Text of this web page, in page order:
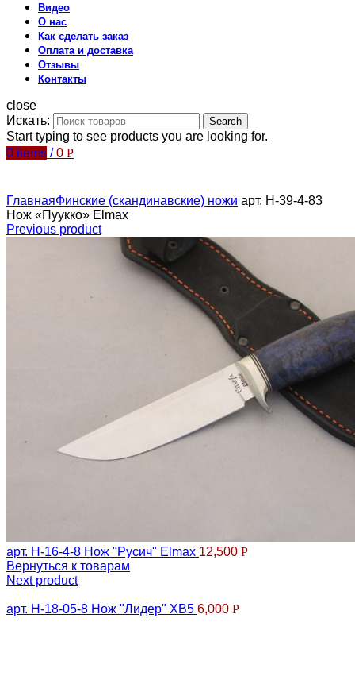
Видео
О нас
Как сделать заказ
Оплата и доставка
Отзывы
Контакты
close
Искать:
Search
Start typing to see products you are looking for.
0 items / 0 Р
ГлавнаяФинские (скандинавские) ножи арт. Н-39-4-83
Нож «Пуукко» Elmax
Previous product
арт. Н-16-4-8 Нож "Русич" Elmax 12,500 Р
Вернуться к товарам
Next product
арт. Н-18-05-8 Нож "Лидер" ХВ5 6,000 Р